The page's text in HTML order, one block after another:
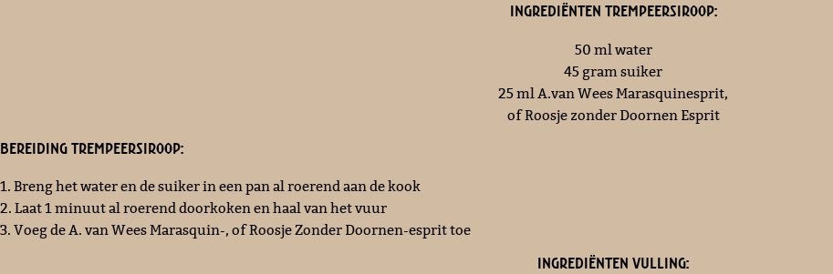
Ingrediënten trempeersiroop:
50 ml water
45 gram suiker
25 ml A.van Wees Marasquinesprit,
of Roosje zonder Doornen Esprit
Bereiding trempeersiroop:
1. Breng het water en de suiker in een pan al roerend aan de kook
2. Laat 1 minuut al roerend doorkoken en haal van het vuur
3. Voeg de A. van Wees Marasquin-, of Roosje Zonder Doornen-esprit toe
Ingrediënten vulling: